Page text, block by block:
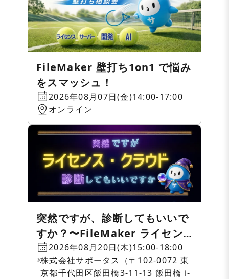
FileMaker 壁打ち1on1 で悩み
をスマッシュ！
2026年08月07日(金)14:00-17:00
オンライン
突然ですが、診断してもいいで
すか？〜FileMaker ライセン
ス・クラウド相談会〜
2026年08月20日(木)15:00-18:00
株式会社サポータス（〒102-0072 東
京都千代田区飯田橋3-11-13 飯田橋 i-